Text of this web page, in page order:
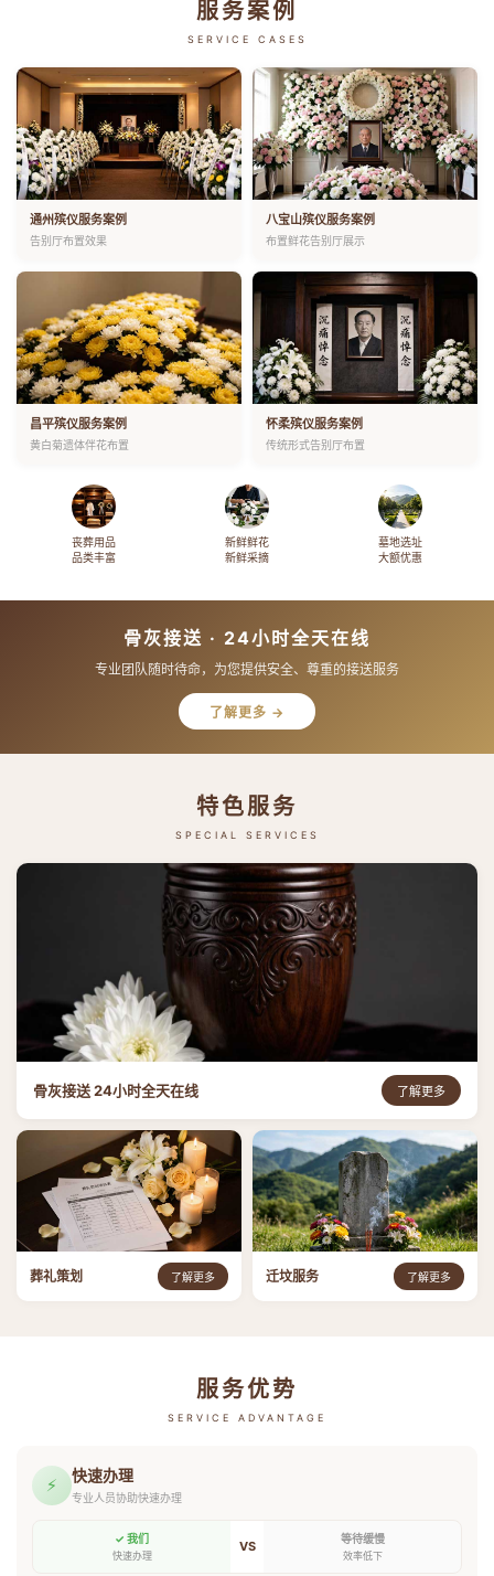
服务案例
SERVICE CASES
通州殡仪服务案例
告别厅布置效果
八宝山殡仪服务案例
布置鲜花告别厅展示
昌平殡仪服务案例
黄白菊遗体伴花布置
怀柔殡仪服务案例
传统形式告别厅布置
丧葬用品
品类丰富
新鲜鲜花
新鲜采摘
墓地选址
大额优惠
骨灰接送 · 24小时全天在线
专业团队随时待命，为您提供安全、尊重的接送服务
了解更多 →
特色服务
SPECIAL SERVICES
骨灰接送 24小时全天在线 了解更多
葬礼策划 了解更多 迁坟服务 了解更多
服务优势
SERVICE ADVANTAGE
⚡ 快速办理
专业人员协助快速办理
✓ 我们
快速办理
VS 等待缓慢
效率低下